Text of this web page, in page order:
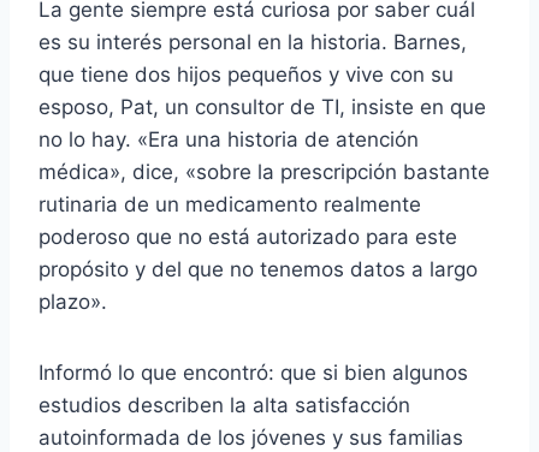
La gente siempre está curiosa por saber cuál
es su interés personal en la historia. Barnes,
que tiene dos hijos pequeños y vive con su
esposo, Pat, un consultor de TI, insiste en que
no lo hay. «Era una historia de atención
médica», dice, «sobre la prescripción bastante
rutinaria de un medicamento realmente
poderoso que no está autorizado para este
propósito y del que no tenemos datos a largo
plazo».
Informó lo que encontró: que si bien algunos
estudios describen la alta satisfacción
autoinformada de los jóvenes y sus familias